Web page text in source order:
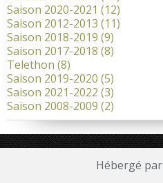
Saison 2020-2021 (12)
Saison 2012-2013 (11)
Saison 2018-2019 (9)
Saison 2017-2018 (8)
Telethon (8)
Saison 2019-2020 (5)
Saison 2021-2022 (3)
Saison 2008-2009 (2)
Hébergé par